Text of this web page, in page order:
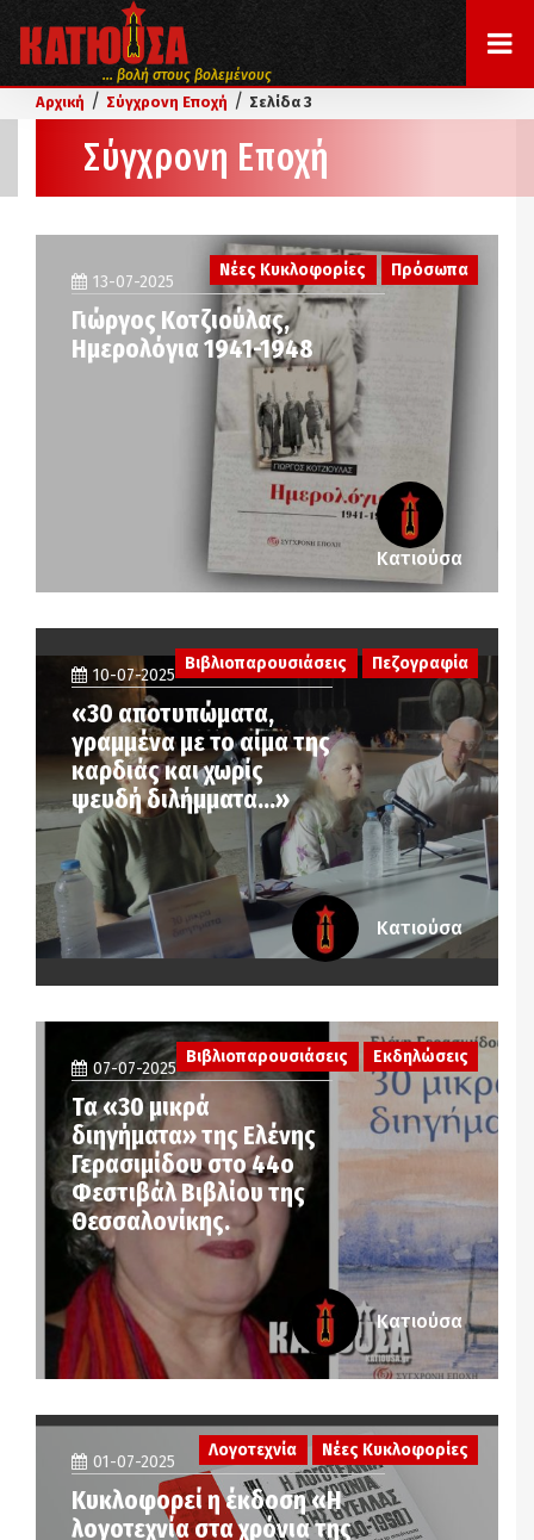
... βολή στους βολεμένους
Αρχική / Σύγχρονη Εποχή / Σελίδα 3
Σύγχρονη Εποχή
Νέες Κυκλοφορίες Πρόσωπα
13-07-2025
Γιώργος Κοτζιούλας,
Ημερολόγια 1941-1948
Κατιούσα
10-07-2025
«30 αποτυπώματα,
γραμμένα με το αίμα της
καρδιάς και χωρίς
ψευδή διλήμματα…»
Βιβλιοπαρουσιάσεις Πεζογραφία
Κατιούσα
07-07-2025
Τα «30 μικρά
διηγήματα» της Ελένης
Γερασιμίδου στο 44ο
Φεστιβάλ Βιβλίου της
Θεσσαλονίκης.
Βιβλιοπαρουσιάσεις Εκδηλώσεις
Κατιούσα
Λογοτεχνία Νέες Κυκλοφορίες
01-07-2025
Κυκλοφορεί η έκδοση «Η
λογοτεχνία στα χρόνια της